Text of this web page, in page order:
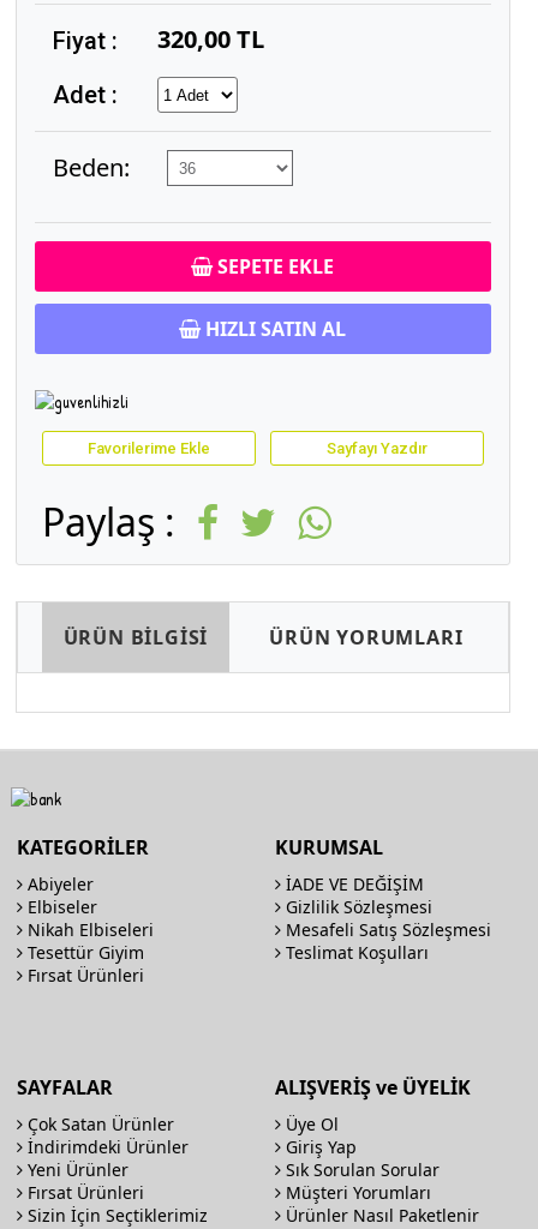
Fiyat : 320,00 TL
Adet :
Beden:
SEPETE EKLE
HIZLI SATIN AL
Favorilerime Ekle Sayfayı Yazdır
Paylaş :
ÜRÜN BİLGİSİ ÜRÜN YORUMLARI
KATEGORİLER
Abiyeler
Elbiseler
Nikah Elbiseleri
Tesettür Giyim
Fırsat Ürünleri
KURUMSAL
İADE VE DEĞİŞİM
Gizlilik Sözleşmesi
Mesafeli Satış Sözleşmesi
Teslimat Koşulları
SAYFALAR
Çok Satan Ürünler
İndirimdeki Ürünler
Yeni Ürünler
Fırsat Ürünleri
Sizin İçin Seçtiklerimiz
ALIŞVERİŞ ve ÜYELİK
Üye Ol
Giriş Yap
Sık Sorulan Sorular
Müşteri Yorumları
Ürünler Nasıl Paketlenir